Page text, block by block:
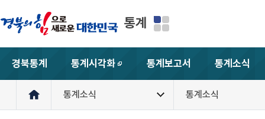
통계
경북통계
통계시각화
새창
통계보고서 통계소식
통계소식 통계소식